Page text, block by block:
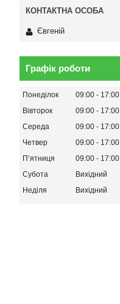
Євгеній
Графік роботи
Понеділок 09:00
17:00
Вівторок
09:00
17:00
Середа
09:00
17:00
Четвер
09:00
17:00
Пʼятниця
09:00
17:00
Субота
Вихідний
Неділя
Вихідний